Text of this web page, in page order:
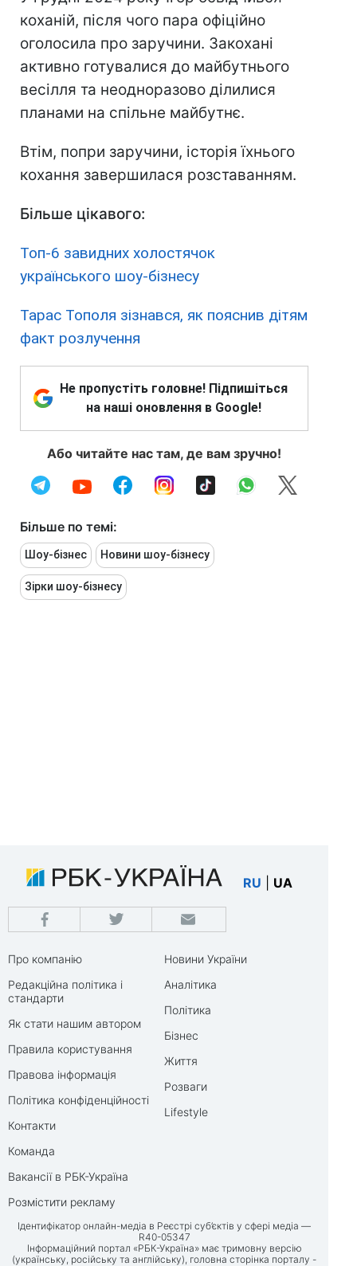
коханій, після чого пара офіційно
оголосила про заручини. Закохані
активно готувалися до майбутнього
весілля та неодноразово ділилися
планами на спільне майбутнє.
Втім, попри заручини, історія їхнього
кохання завершилася розставанням.
Більше цікавого:
Топ-6 завидних холостячок
українського шоу-бізнесу
Тарас Тополя зізнався, як пояснив дітям
факт розлучення
Не пропустіть головне! Підпишіться
на наші оновлення в Google!
Або читайте нас там, де вам зручно!
Більше по темі:
Шоу-бізнес Новини шоу-бізнесу
Зірки шоу-бізнесу
RU UA
Про компанію
Редакційна політика і
стандарти
Як стати нашим автором
Правила користування
Правова інформація
Політика конфіденційності
Контакти
Команда
Вакансії в РБК-Україна
Розмістити рекламу
Новини України
Аналітика
Політика
Бізнес
Життя
Розваги
Lifestyle
Ідентифікатор онлайн-медіа в Реєстрі суб’єктів у сфері медіа —
R40-05347
Інформаційний портал «РБК-Україна» має тримовну версію
(українську, російську та англійську), головна сторінка порталу -